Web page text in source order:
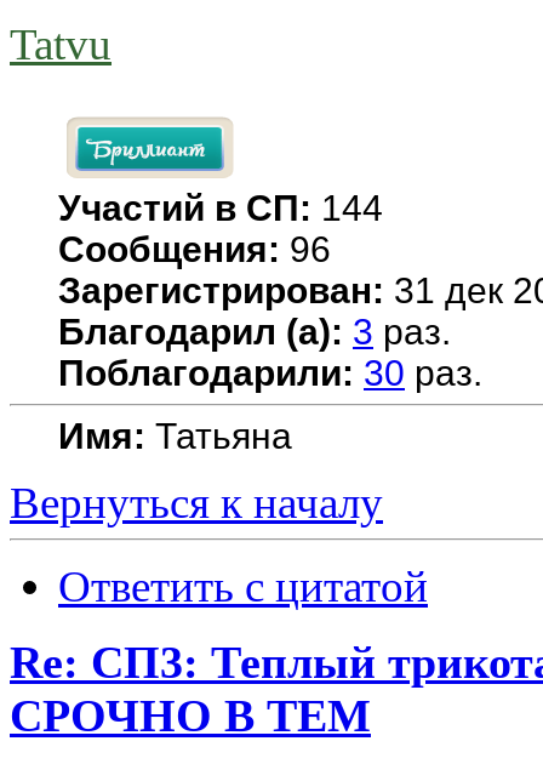
Tatvu
Участий в СП: 144
Сообщения: 96
Зарегистрирован: 31 дек
Благодарил (а): 3 раз.
Поблагодарили: 30 раз.
Имя: Татьяна
Вернуться к началу
Ответить с цитатой
Re: СП3: Теплый
СРОЧНО В ТЕМ